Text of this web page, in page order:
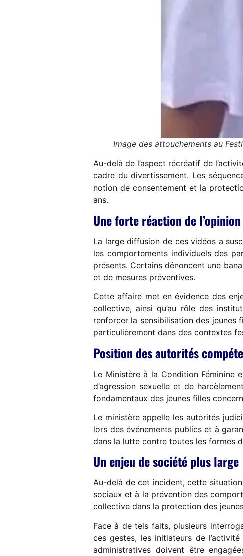
Image des attouchements au
Au-delà de l’aspect récréatif de
cadre du divertissement. Les
notion de consentement et la
ans.
Une forte réaction de
La large diffusion de ces vidéos a
les comportements individuels des
présents. Certains dénoncent une
et de mesures préventives.
Cette affaire met en évidence des
collective, ainsi qu’au rôle des
renforcer la sensibilisation des jeunes
particulièrement dans des contextes
Position des autorités
Le Ministère à la Condition Féminine
d’agression sexuelle et de
fondamentaux des jeunes filles
Le ministère appelle les autorités
lors des événements publics et à
dans la lutte contre toutes les formes
Un enjeu de société plus large
Au-delà de cet incident, cette
sociaux et à la prévention des
collective dans la protection des
Face à de tels faits, plusieurs
ces gestes, les initiateurs de
administratives doivent être